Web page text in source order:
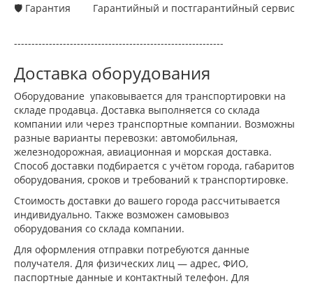
🛡 Гарантия
Гарантийный и постгарантийный сервис
------------------------------------------------------------
Доставка оборудования
Оборудование упаковывается для транспортировки на
складе продавца. Доставка выполняется со склада
компании или через транспортные компании. Возможны
разные варианты перевозки: автомобильная,
железнодорожная, авиационная и морская доставка.
Способ доставки подбирается с учётом города, габаритов
оборудования, сроков и требований к транспортировке.
Стоимость доставки до вашего города рассчитывается
индивидуально. Также возможен самовывоз
оборудования со склада компании.
Для оформления отправки потребуются данные
получателя. Для физических лиц — адрес, ФИО,
паспортные данные и контактный телефон. Для